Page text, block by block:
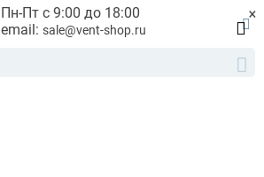
Пн-Пт с 9:00 до 18:00
email: sale@vent-shop.ru
×